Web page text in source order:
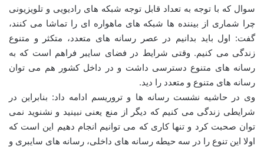
سوال که با توجه به تعداد قابل توجه شبکه های رادیویی و تلویزیونی
چرا شماری از بیننده ها شبکه های ماهواره ای را تماشا می کنند،
گفت: اول باید بدانیم در عصر رسانه های متعدد، متکثر و متنوع
زندگی می کنیم. وقتی شرایط در فضای سایبر فراهم است که به
رسانه های متنوع دسترسی داشت و در داخل کشور هم می توان
رسانه های متنوع و متعدد را دید.
وی در حاشیه نشست رسانه ها و تروریسم ادامه داد: بنابراین در
شرایطی زندگی می کنیم که دیگر از منع یعنی نبینید و نشنوید نمی
توان صحبت کرد و تنها کاری که می توانیم انجام دهیم این است که
اولا این تنوع را در سه حیطه رسانه های داخلی، رسانه های سایبری و